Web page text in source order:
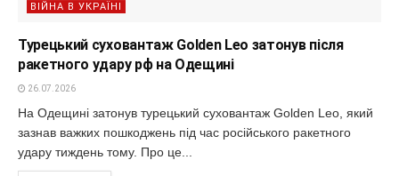
ВІЙНА В УКРАЇНІ
Турецький суховантаж Golden Leo затонув після
ракетного удару рф на Одещині
26.07.2026
На Одещині затонув турецький суховантаж Golden Leo, який
зазнав важких пошкоджень під час російського ракетного
удару тиждень тому. Про це...